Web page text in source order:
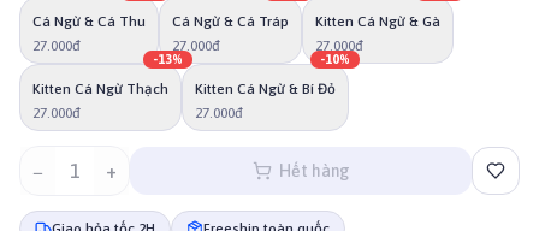
Cá Ngừ & Cá Thu
27.000đ
Cá Ngừ & Cá Tráp
27.000đ
Kitten Cá Ngừ & Gà
27.000đ
Kitten Cá Ngừ Thạch
27.000đ
-13%
Kitten Cá Ngừ & Bí Đỏ
27.000đ
-10%
− 1 + Hết hàng